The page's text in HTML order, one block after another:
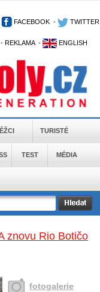
FACEBOOK - TWITTER
- REKLAMA - ENGLISH
TURISTÉ
TEST MÉDIA
znovu Rio Botičo
fotogalerie